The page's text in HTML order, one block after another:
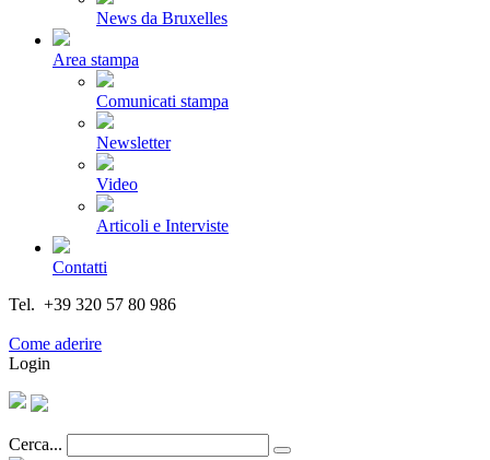
News da Bruxelles
Area stampa
Comunicati stampa
Newsletter
Video
Articoli e Interviste
Contatti
Tel. +39 320 57 80 986
Come aderire
Login
Cerca...